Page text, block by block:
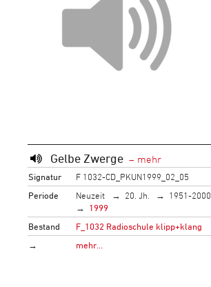
Gelbe Zwerge
Signatur
F 1032-CD_PKUN1999_02_05
Periode
Neuzeit 20. Jh. 1951-2000
1999
Bestand
F_1032 Radioschule klipp+klang
→
mehr…